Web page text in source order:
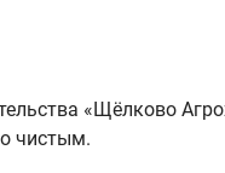
«Щёлково
чистым.